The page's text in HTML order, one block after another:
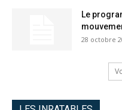
Le
28 octobre